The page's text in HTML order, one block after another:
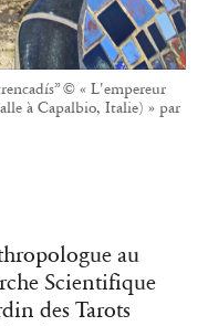
© « L'empereur
à Capalbio, Italie) » par
au
Scientifique
des Tarots